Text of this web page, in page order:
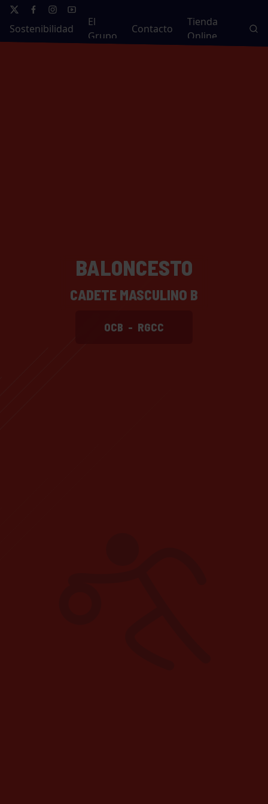
Sostenibilidad
El
Grupo
Contacto
Tienda
Online
BALONCESTO
CADETE MASCULINO B
OCB - RGCC